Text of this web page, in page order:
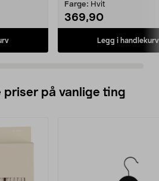
Farge: Hvit
369,90
Legg i handlekurv
priser på vanlige ting